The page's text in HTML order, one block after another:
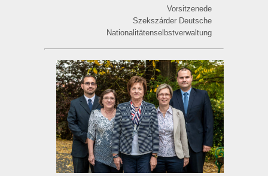
Vorsitzenede
Szekszárder Deutsche
Nationalitätenselbstverwaltung